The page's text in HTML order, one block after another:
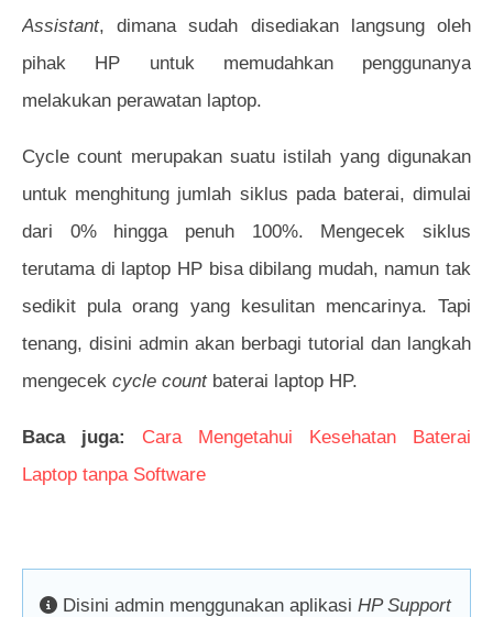
Assistant, dimana sudah disediakan langsung oleh
pihak HP untuk memudahkan penggunanya
melakukan perawatan laptop.
Cycle count merupakan suatu istilah yang digunakan
untuk menghitung jumlah siklus pada baterai, dimulai
dari 0% hingga penuh 100%. Mengecek siklus
terutama di laptop HP bisa dibilang mudah, namun tak
sedikit pula orang yang kesulitan mencarinya. Tapi
tenang, disini admin akan berbagi tutorial dan langkah
mengecek cycle countbaterai laptop HP.
Baca juga:
Cara Mengetahui Kesehatan Baterai
Laptop tanpa Software
Disini admin menggunakan aplikasi HP Support